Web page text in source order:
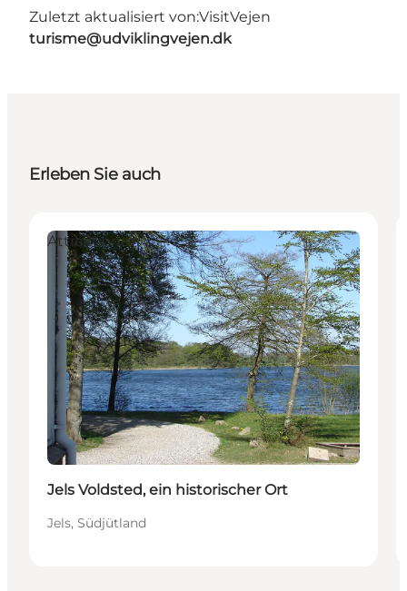
Zuletzt aktualisiert von:VisitVejen
turisme@udviklingvejen.dk
Erleben Sie auch
Attraktionen
Jels Voldsted, ein historischer Ort
Jels, Südjütland